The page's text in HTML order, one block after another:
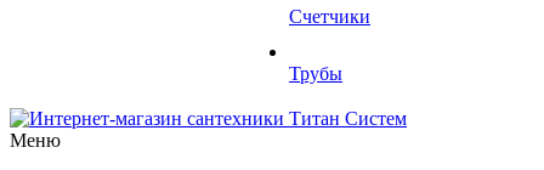
Счетчики
Трубы
Меню